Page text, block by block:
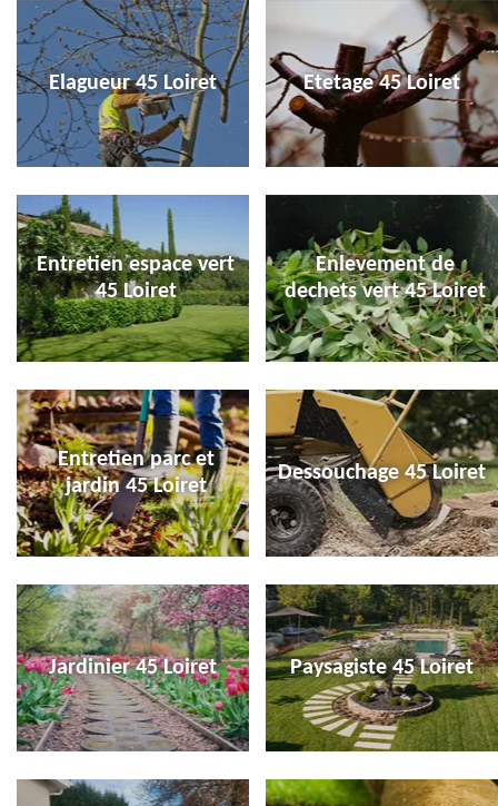
Elagueur 45 Loiret Etetage 45 Loiret
Entretien espace vert
45 Loiret
Enlevement de
dechets vert 45 Loiret
Entretien parc et
jardin 45 Loiret
Dessouchage 45 Loiret
Jardinier 45 Loiret Paysagiste 45 Loiret